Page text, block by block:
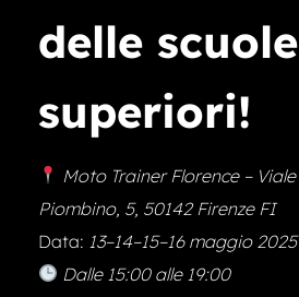
delle scuole
superiori!
Moto Trainer Florence – Viale
Piombino, 5, 50142 Firenze FI
Data: 13–14–15–16 maggio 2025
Dalle 15:00 alle 19:00